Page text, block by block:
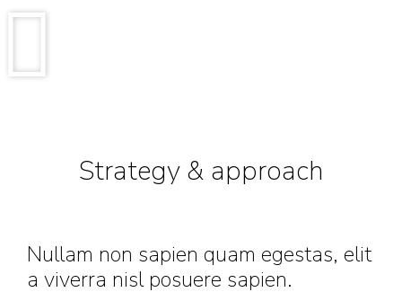
Strategy & approach
Nullam non sapien quam egestas, elit
a viverra nisl posuere sapien.